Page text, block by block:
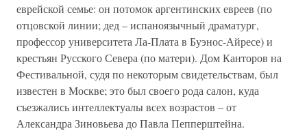
еврейской семье: он потомок аргентинских евреев (по
отцовской линии; дед – испаноязычный драматург,
профессор университета Ла-Плата в Буэнос-Айресе) и
крестьян Русского Севера (по матери). Дом Канторов на
Фестивальной, судя по некоторым свидетельствам, был
известен в Москве; это был своего рода салон, куда
съезжались интеллектуалы всех возрастов – от
Александра Зиновьева до Павла Пепперштейна.